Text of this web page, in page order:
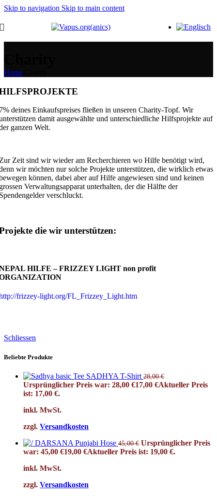
Skip to navigation Skip to main content
Home
deines Einkaufspreises fließen in unseren Charity-Topf. Wir
damit ausgewählte und unterschiedliche Hilfsprojekte auf
ganzen Welt.
Zeit sind wir wieder am Recherchieren wo Hilfe benötigt wird,
wir möchten nur solche Projekte unterstützen, die wirklich etwas
können, dabei aber auf Hilfe angewiesen sind und keinen
Verwaltungsapparat unterhalten, der die Hälfte der
verschluckt.
die wir unterstützen:
HILFE – FRIZZEY LIGHT non profit
frizzey-light.org/FL_Frizzey_Light.htm
Schliessen
Beliebte Produkte
SADHYA T-Shirt 28,00€
Ursprünglicher Preis war: 28,00 €17,00 €Aktueller Preis
ist: 17,00 €.
inkl. MwSt.
zzgl. Versandkosten
DARSANA Punjabi Hose 45,00€ Ursprünglicher Preis
war: 45,00 €19,00 €Aktueller Preis ist: 19,00 €.
inkl. MwSt.
zzgl. Versandkosten